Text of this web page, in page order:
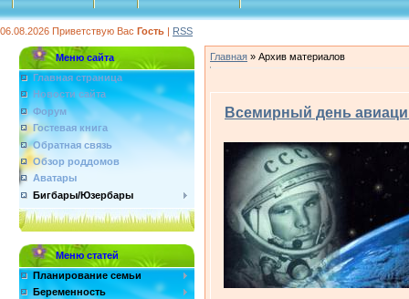
06.08.2026 Приветствую Вас Гость | RSS
Меню сайта
Главная страница
Новости сайта
Форум
Гостевая книга
Обратная связь
Обзор роддомов
Аватары
Бигбары/Юзербары
Меню статей
Планирование семьи
Беременность
Главная » Архив материалов
Всемирный день